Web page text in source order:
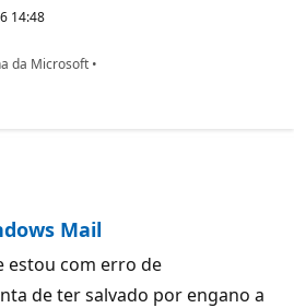
14:48
da Microsoft •
Mail
estou com erro de
de ter salvado por engano a